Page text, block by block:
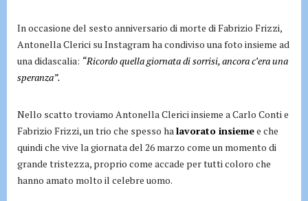
In occasione del sesto anniversario di morte di Fabrizio Frizzi,
Antonella Clerici su Instagram ha condiviso una foto insieme ad
una didascalia: “Ricordo quella giornata di sorrisi, ancora c’era una
speranza”.
Nello scatto troviamo Antonella Clerici insieme a Carlo Conti e
Fabrizio Frizzi, un trio che spesso halavorato insiemee che
quindi che vive la giornata del 26 marzo come un momento di
grande tristezza, proprio come accade per tutti coloro che
hanno amato molto il celebre uomo.